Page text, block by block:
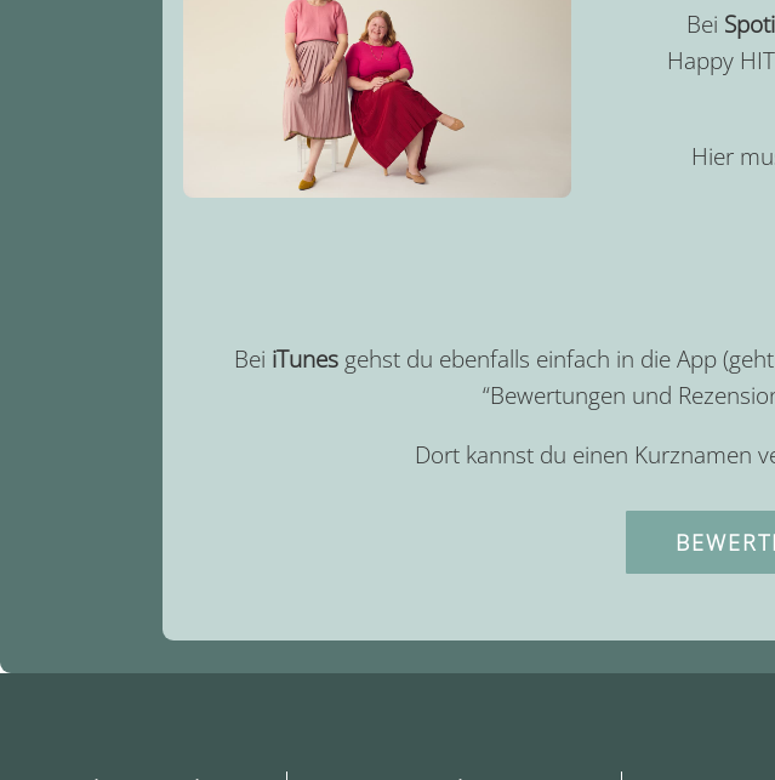
Bei
Happy
Hier
Bei iTunes gehst du ebenfalls einfach in die App
“Bewertungen und
Dort kannst du einen Kurznamen